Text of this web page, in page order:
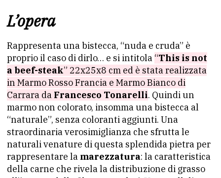
L’opera
Rappresenta una bistecca, “nuda e cruda” è
proprio il caso di dirlo… e si intitola “This is not
a beef-steak” 22x25x8 cm ed è stata realizzata
in Marmo Rosso Francia e Marmo Bianco di
Carrara da Francesco Tonarelli. Quindi un
marmo non colorato, insomma una bistecca al
“naturale”, senza coloranti aggiunti. Una
straordinaria verosimiglianza che sfrutta le
naturali venature di questa splendida pietra per
rappresentare la marezzatura: la caratteristica
della carne che rivela la distribuzione di grasso